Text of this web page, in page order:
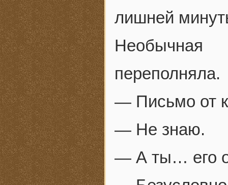
лишней
Необычная
переполняла.
— Письмо от
— Не знаю.
— А ты… его